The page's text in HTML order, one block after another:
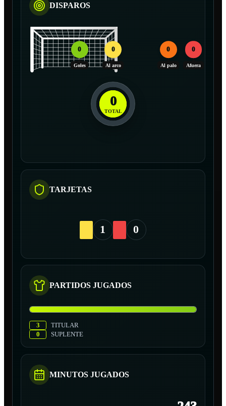
DISPAROS
0
Goles
0
Al arco
0
Al palo
0
Afuera
0
TOTAL
TARJETAS
1 0
PARTIDOS JUGADOS
3
TITULAR
0
SUPLENTE
MINUTOS JUGADOS